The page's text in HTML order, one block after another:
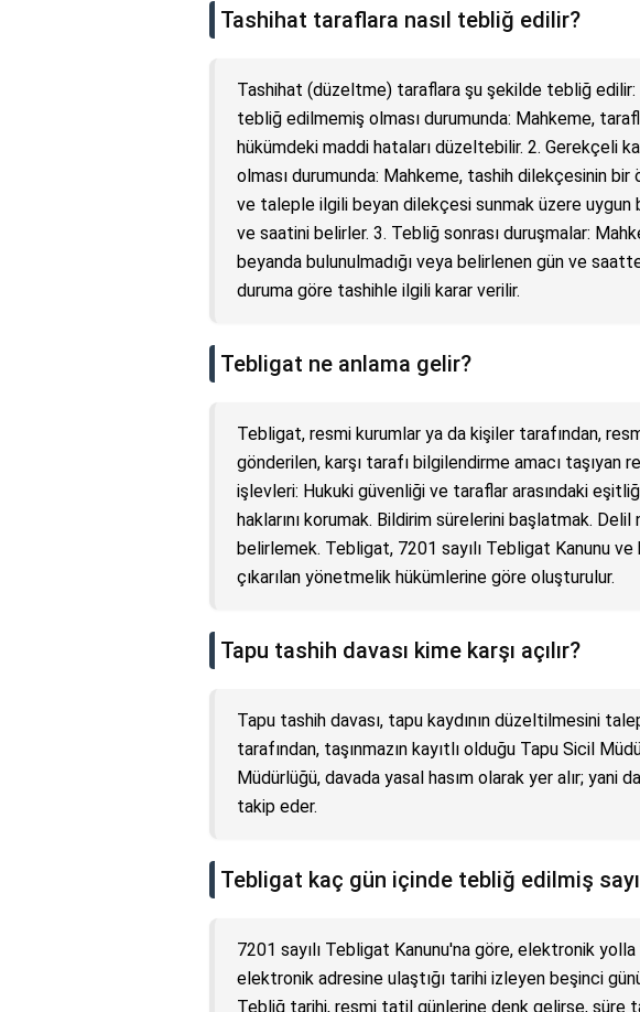
Tashihat taraflara nasıl tebliğ edilir?
Tashihat (düzeltme) taraflara şu şekilde tebliğ edilir:
tebliğ edilmemiş olması durumunda: Mahkeme,
hükümdeki maddi hataları düzeltebilir. 2. Gerekçeli
olması durumunda: Mahkeme, tashih dilekçesinin
ve taleple ilgili beyan dilekçesi sunmak üzere uygun
ve saatini belirler. 3. Tebliğ sonrası duruşmalar:
beyanda bulunulmadığı veya belirlenen gün ve
duruma göre tashihle ilgili karar verilir.
Tebligat ne anlama gelir?
Tebligat, resmi kurumlar ya da kişiler tarafından,
gönderilen, karşı tarafı bilgilendirme amacı taşıyan
işlevleri: Hukuki güvenliği ve taraflar arasındaki
haklarını korumak. Bildirim sürelerini başlatmak.
belirlemek. Tebligat, 7201 sayılı Tebligat Kanunu ve
çıkarılan yönetmelik hükümlerine göre oluşturulur.
Tapu tashih davası kime karşı açılır?
Tapu tashih davası, tapu kaydının düzeltilmesini
tarafından, taşınmazın kayıtlı olduğu Tapu Sicil
Müdürlüğü, davada yasal hasım olarak yer alır; yani
takip eder.
Tebligat kaç gün içinde tebliğ edilmiş
7201 sayılı Tebligat Kanunu'na göre, elektronik
elektronik adresine ulaştığı tarihi izleyen beşinci
Tebliğ tarihi, resmi tatil günlerine denk gelirse, süre